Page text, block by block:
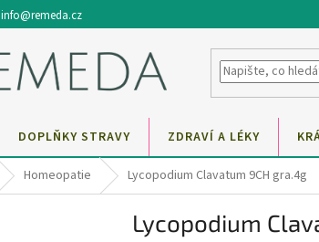
info@remeda.cz
DOPLŇKY STRAVY ZDRAVÍ A LÉKY
Homeopatie Lycopodium Clavatum 9CH gra.4g
Lycopodium